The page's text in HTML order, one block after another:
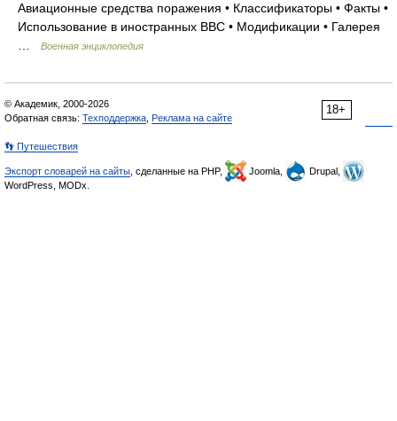
Авиационные средства поражения • Классификаторы • Факты •
Использование в иностранных ВВС • Модификации • Галерея
Военная энциклопедия
18+
© Академик, 2000-2026
Обратная связь: Техподдержка Реклама на сайте
👣 Путешествия
Экспорт словарей на сайты , сделанные на PHP, Joomla,
Drupal,
WordPress, MODx.